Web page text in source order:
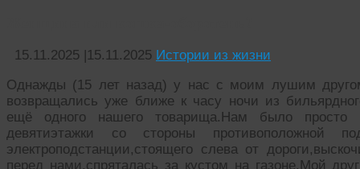
15.11.2025 |15.11.2025 Истории из жизни
Однажды (15 лет назад) у нас с моим лушим
возвращались уже ближе к часу ночи из
ещё одного нашего товарища.Нам было
девятиэтажки со стороны противоположной
электроподстанции,стоящего слева от
перед нами,спряталась за кустом на газоне.Мой